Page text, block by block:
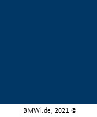
BMWi.de, 2021 ©